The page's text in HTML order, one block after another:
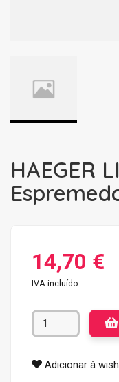
HAEGER
14,70 €
IVA incluído.
Adicionar à